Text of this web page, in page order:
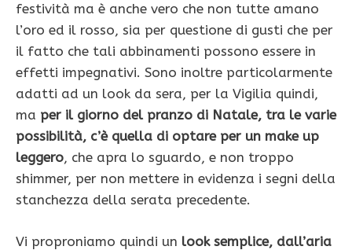
festività ma è anche vero che non tutte amano
l’oro ed il rosso, sia per questione di gusti che per
il fatto che tali abbinamenti possono essere in
effetti impegnativi. Sono inoltre particolarmente
adatti ad un look da sera, per la Vigilia quindi,
ma per il giorno del pranzo di Natale, tra le varie
possibilità, c’è quella di optare per un make up
leggero, che apra lo sguardo, e non troppo
shimmer, per non mettere in evidenza i segni della
stanchezza della serata precedente.
Vi proproniamo quindi un look semplice, dall’aria